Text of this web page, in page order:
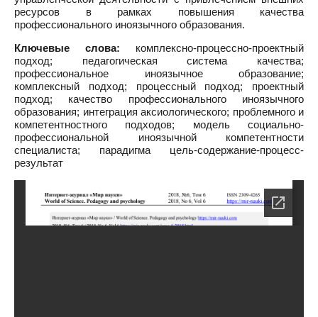
ресурсов в рамках повышения качества
профессионального иноязычного образования.
Ключевые слова: комплексно-процессно-проектный
подход; педагогическая система качества;
профессиональное иноязычное образование;
комплексный подход; процессный подход; проектный
подход; качество профессионального иноязычного
образования; интеграция аксиологического; проблемного и
компетентностного подходов; модель социально-
профессиональной иноязычной компетентности
специалиста; парадигма цель-содержание-процесс-
результат